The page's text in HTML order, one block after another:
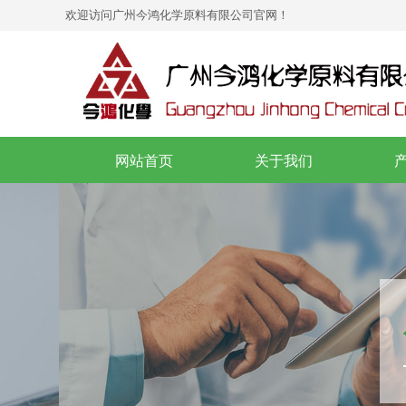
欢迎访问广州今鸿化学原料有限公司 官网！
网站首页 关于我们